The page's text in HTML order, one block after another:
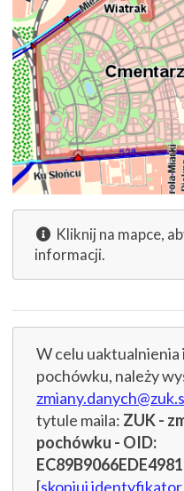
Kliknij na mapce,
informacji.
W celu
pochówku, należy
tytule maila: ZUK -
pochówku - OID:
[skopiuj identyfikator